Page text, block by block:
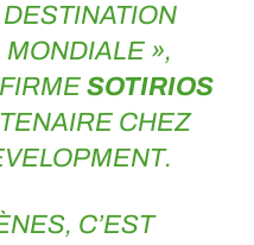
DESTINATION
MONDIALE »,
SOTIRIOS
CHEZ
C’EST